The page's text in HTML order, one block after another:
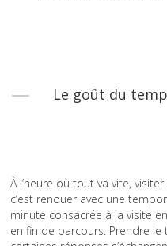
Le goût du
À l’heure où tout va vite,
c’est renouer avec une
minute consacrée à la visite
en fin de parcours. Prendre le